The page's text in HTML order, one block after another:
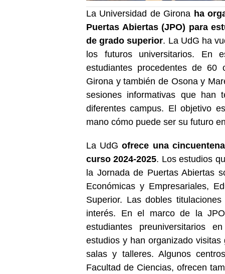
La Universidad de Girona ha
Puertas Abiertas (JPO) para
de grado superior. La UdG ha
los futuros universitarios. En
estudiantes procedentes de 60
Girona y también de Osona y
sesiones informativas que
diferentes campus. El objetivo
mano cómo puede ser su futuro
La UdGofrece una
curso 2024-2025. Los estudios
la Jornada de Puertas Abiertas
Económicas y Empresariales,
Superior. Las dobles
interés. En el marco de la
estudiantes preuniversitarios
estudios y han organizado
salas y talleres. Algunos
Facultad de Ciencias, ofrecen